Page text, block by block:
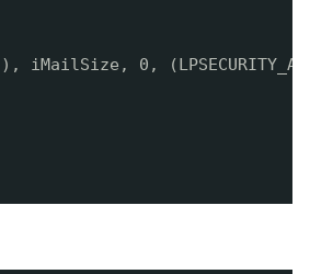
), iMailSize, 0,